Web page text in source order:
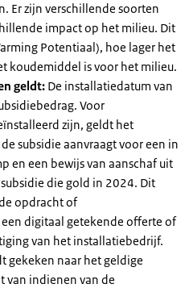
Er zijn verschillende soorten
impact op het milieu. Dit
Potentiaal), hoe lager het
koudemiddel is voor het milieu.
geldt: De installatiedatum van
Voor
zijn, geldt het
subsidie aanvraagt voor een in
en een bewijs van aanschaf uit
die gold in 2024. Dit
opdracht of
digitaal getekende offerte of
van het installatiebedrijf.
gekeken naar het geldige
van indienen van de